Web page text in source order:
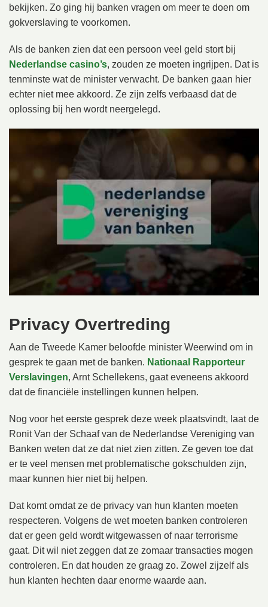
bekijken. Zo ging hij banken vragen om meer te doen om
gokverslaving te voorkomen.
Als de banken zien dat een persoon veel geld stort bij
Nederlandse casino’s, zouden ze moeten ingrijpen. Dat is
tenminste wat de minister verwacht. De banken gaan hier
echter niet mee akkoord. Ze zijn zelfs verbaasd dat de
oplossing bij hen wordt neergelegd.
Privacy Overtreding
Aan de Tweede Kamer beloofde minister Weerwind om in
gesprek te gaan met de banken. Nationaal Rapporteur
Verslavingen, Arnt Schellekens, gaat eveneens akkoord
dat de financiële instellingen kunnen helpen.
Nog voor het eerste gesprek deze week plaatsvindt, laat de
Ronit Van der Schaaf van de Nederlandse Vereniging van
Banken weten dat ze dat niet zien zitten. Ze geven toe dat
er te veel mensen met problematische gokschulden zijn,
maar kunnen hier niet bij helpen.
Dat komt omdat ze de privacy van hun klanten moeten
respecteren. Volgens de wet moeten banken controleren
dat er geen geld wordt witgewassen of naar terrorisme
gaat. Dit wil niet zeggen dat ze zomaar transacties mogen
controleren. En dat houden ze graag zo. Zowel zijzelf als
hun klanten hechten daar enorme waarde aan.